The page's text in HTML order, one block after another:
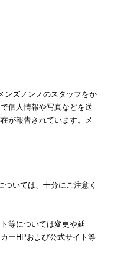
ンズノンノのスタッフをか
個人情報や写真などを送
が報告されています。メ
ついては、十分にご注意く
等については変更や延
ーHPおよび公式サイト等